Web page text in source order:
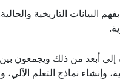
بفهم البيانات التاريخية
إلى أبعد من ذلك ويجمعون
وإنشاء نماذج التعلم